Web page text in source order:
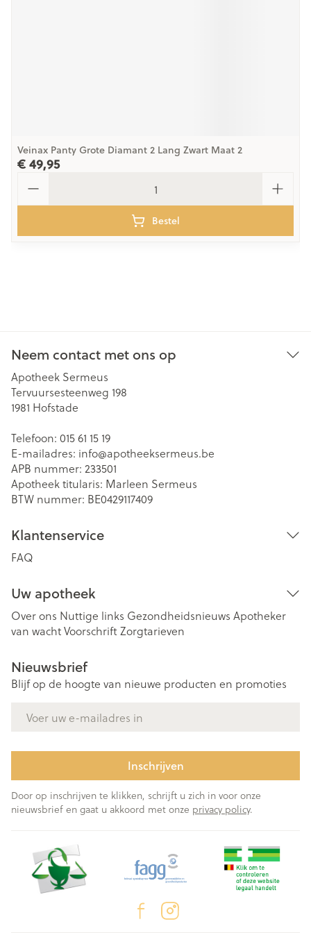
Veinax Panty Grote Diamant 2 Lang Zwart Maat 2
€ 49,95
Bestel
Neem contact met ons op
Apotheek Sermeus
Tervuursesteenweg 198
1981 Hofstade
Telefoon: 015 61 15 19
E-mailadres: info@apotheeksermeus.be
APB nummer: 233501
Apotheek titularis: Marleen Sermeus
BTW nummer: BE0429117409
Klantenservice
FAQ
Uw apotheek
Over ons Nuttige links Gezondheidsnieuws Apotheker
van wachtVoorschriftZorgtarieven
Nieuwsbrief
Blijf op de hoogte van nieuwe producten en promoties
Inschrijven
Door op inschrijven te klikken, schrijft u zich in voor onze
nieuwsbrief en gaat u akkoord met onze privacy policy.